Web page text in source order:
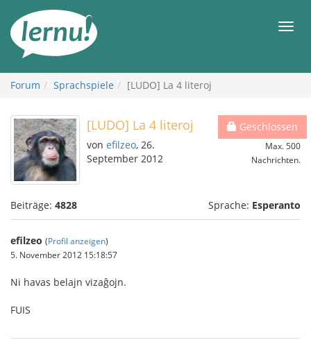
Inhalt
Forum Sprachspiele [LUDO] La 4 literoj
Geschlossen
Max. 500
Nachrichten.
[LUDO] La 4 literoj
von efilzeo, 26.
September 2012
Beiträge: 4828 Sprache: Esperanto
efilzeo (Profil anzeigen)
5. November 2012 15:18:57
Ni havas belajn vizaĝojn.
FUIS